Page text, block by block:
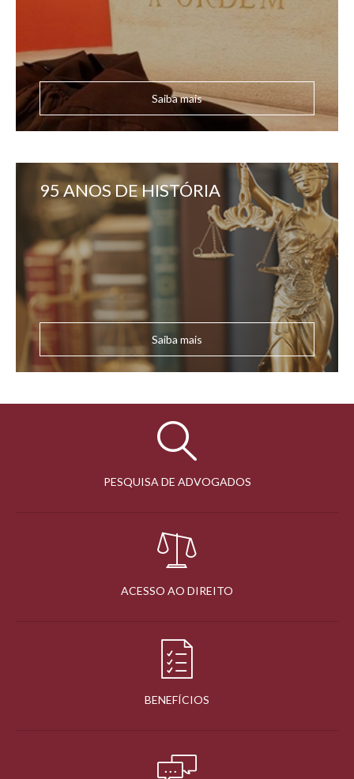
Saiba mais
95 ANOS DE HISTÓRIA
Saiba mais
PESQUISA DE ADVOGADOS
ACESSO AO DIREITO
BENEFÍCIOS